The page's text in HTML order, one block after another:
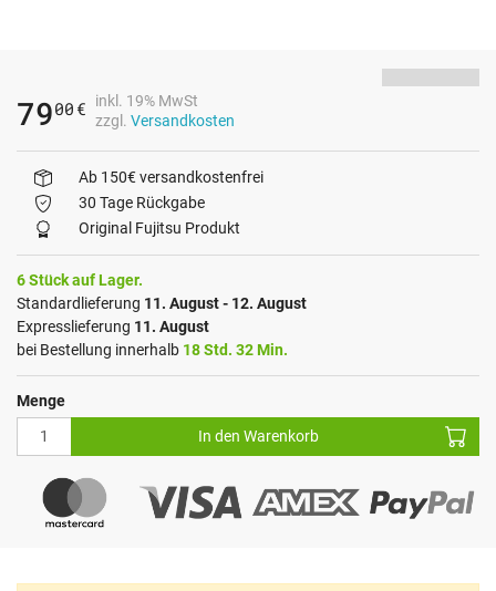
7900 €
inkl. 19% MwSt
zzgl. Versandkosten
Ab 150€ versandkostenfrei
30 Tage Rückgabe
Original Fujitsu Produkt
6 Stück auf Lager.
Standardlieferung 11. August - 12. August
Expresslieferung 11. August
bei Bestellung innerhalb 18 Std. 32 Min.
Menge
In den Warenkorb